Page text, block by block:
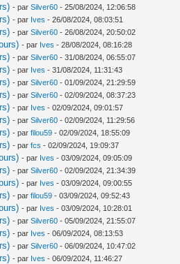
- parSilver60 - 25/08/2024, 12:06:58
- par Ives - 26/08/2024, 08:03:51
- parSilver60 - 26/08/2024, 20:50:02
- par Ives - 28/08/2024, 08:16:28
- parSilver60 - 31/08/2024, 06:55:07
- par Ives - 31/08/2024, 11:31:43
- parSilver60 - 01/09/2024, 21:29:59
- parSilver60 - 02/09/2024, 08:37:23
- par Ives - 02/09/2024, 09:01:57
- parSilver60 - 02/09/2024, 11:29:56
- parfilou59 - 02/09/2024, 18:55:09
- parfcs - 02/09/2024, 19:09:37
- par Ives - 03/09/2024, 09:05:09
- parSilver60 - 02/09/2024, 21:34:39
- par Ives - 03/09/2024, 09:00:55
- parfilou59 - 03/09/2024, 09:52:43
- par Ives - 03/09/2024, 10:28:01
- parSilver60 - 05/09/2024, 21:55:07
- par Ives - 06/09/2024, 08:13:53
- parSilver60 - 06/09/2024, 10:47:02
- par Ives - 06/09/2024, 11:46:27